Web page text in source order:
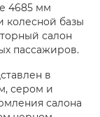
4685 мм
колесной базы
салон
пассажиров.
в
сером и
салона